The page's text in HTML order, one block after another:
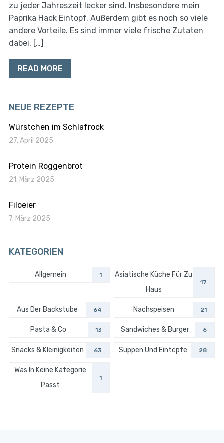
zu jeder Jahreszeit lecker sind. Insbesondere mein
Paprika Hack Eintopf. Außerdem gibt es noch so viele
andere Vorteile. Es sind immer viele frische Zutaten
dabei, […]
READ MORE
NEUE REZEPTE
Würstchen im Schlafrock
27. April 2025
Protein Roggenbrot
21. März 2025
Filoeier
7. März 2025
KATEGORIEN
Allgemein 1
Asiatische Küche Für Zu
Haus
17
Aus Der Backstube 64 Nachspeisen 21
Pasta & Co 13 Sandwiches & Burger 6
Snacks & Kleinigkeiten 63 Suppen Und Eintöpfe 28
Was In Keine Kategorie
Passt
1